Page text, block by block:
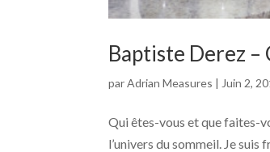
Baptiste Derez –
parAdrian Measures | Juin 2,
Qui êtes-vous et que faites-
l’univers du sommeil. Je suis